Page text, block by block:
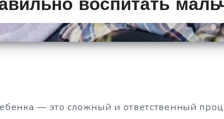
воспитать
— это сложный и ответственный